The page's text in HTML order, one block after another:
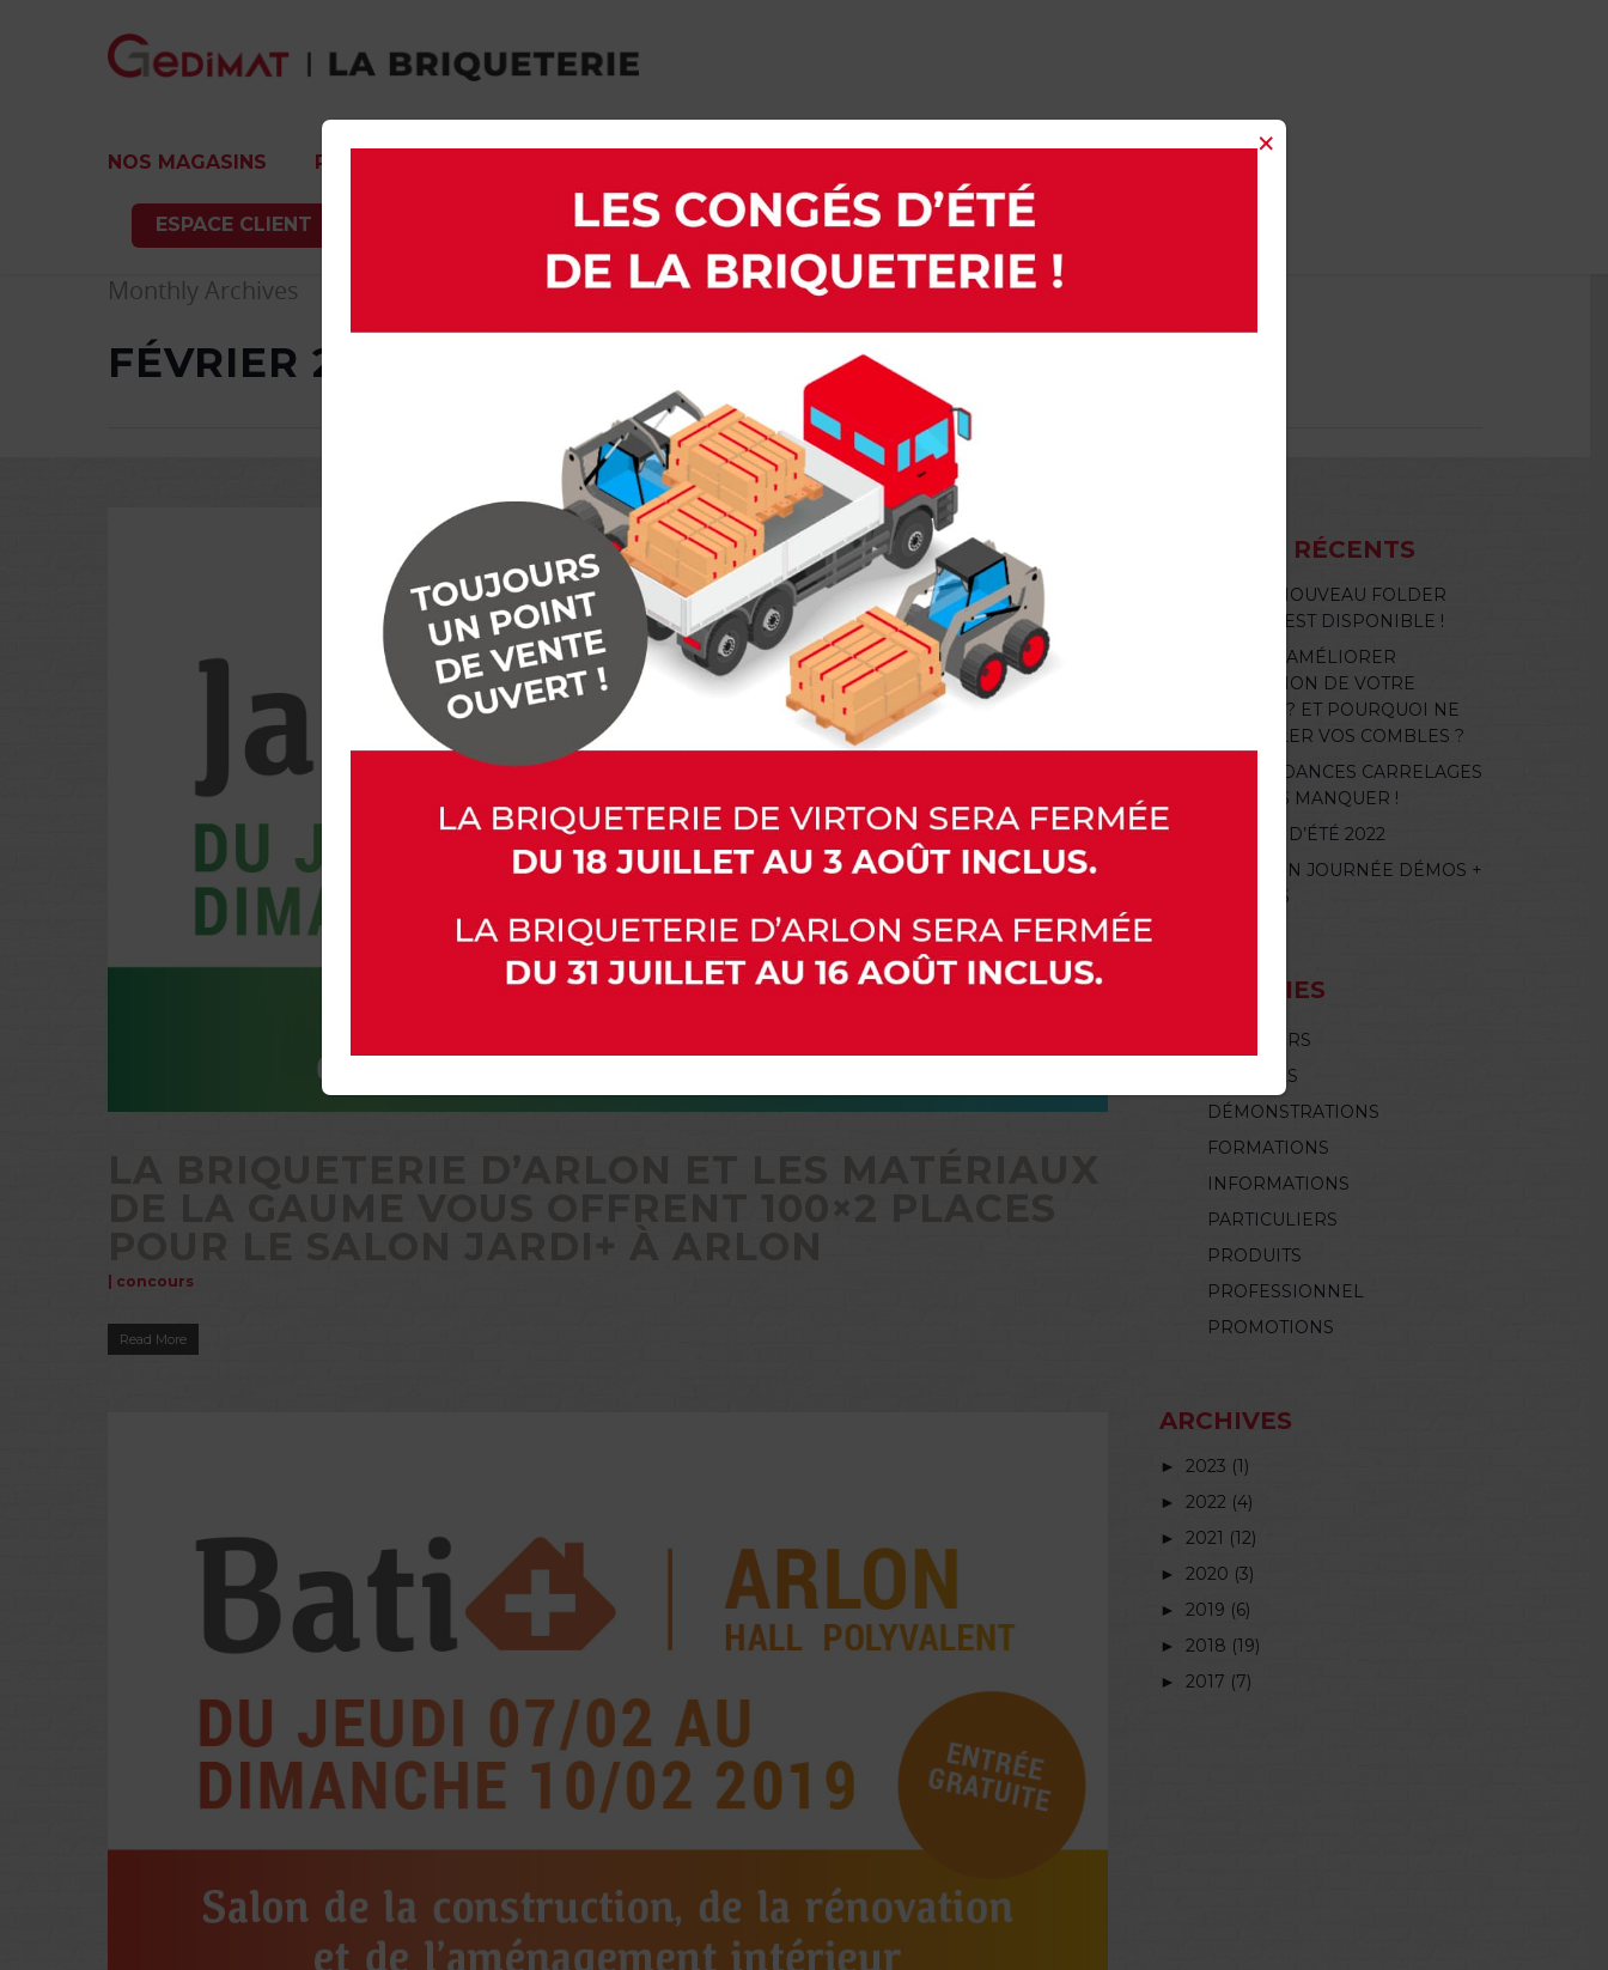
NOS MAGASINS PRODUITS
ESPACE CLIENT
Monthly Archives
FÉVRIER 2019
concours
Read More
ARTICLES RÉCENTS
NOTRE NOUVEAU FOLDER
PROMO EST DISPONIBLE !
ENVIE D’AMÉLIORER
L’ISOLATION DE VOTRE
MAISON ? ET POURQUOI NE
PAS ISOLER VOS COMBLES ?
LES TENDANCES CARRELAGES
À NE PAS MANQUER !
CONGÉS D’ÉTÉ 2022
CE 23 JUIN JOURNÉE DÉMOS +
PROMOS
CATÉGORIES
CONCOURS
CONSEILS
DÉMONSTRATIONS
FORMATIONS
INFORMATIONS
PARTICULIERS
PRODUITS
PROFESSIONNEL
PROMOTIONS
ARCHIVES
►
2023 (1)
►
2022 (4)
►
2021 (12)
►
2020 (3)
►
2019 (6)
►
2018 (19)
►
2017 (7)
×